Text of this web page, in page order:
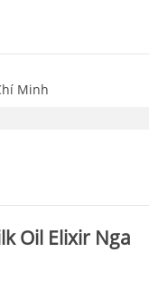
Minh
Oil Elixir Nga